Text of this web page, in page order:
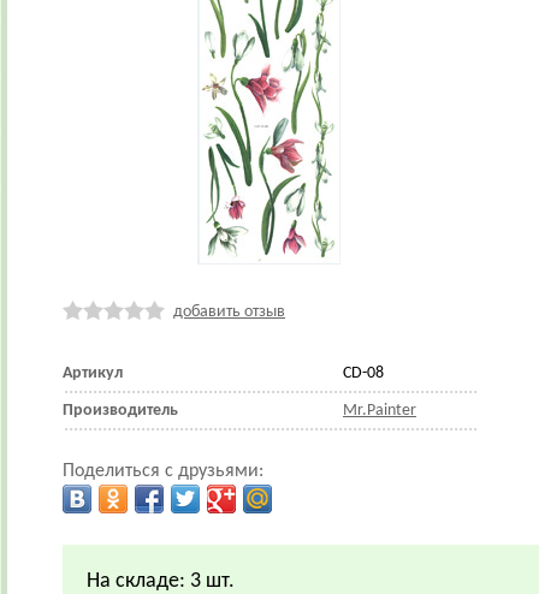
добавить отзыв
Артикул CD-08
Производитель Mr.Painter
Поделиться с друзьями:
На складе: 3 шт.